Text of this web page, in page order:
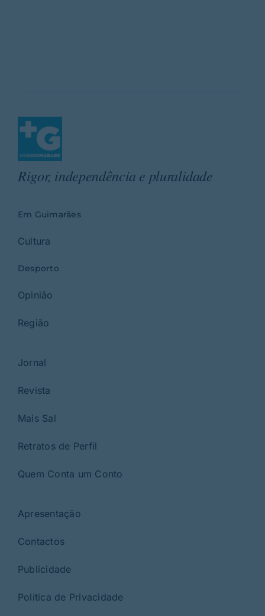
Rigor, independência e pluralidade
Em Guimarães
Cultura
Desporto
Opinião
Região
Jornal
Revista
Mais Sal
Retratos de Perfil
Quem Conta um Conto
Apresentação
Contactos
Publicidade
Política de Privacidade